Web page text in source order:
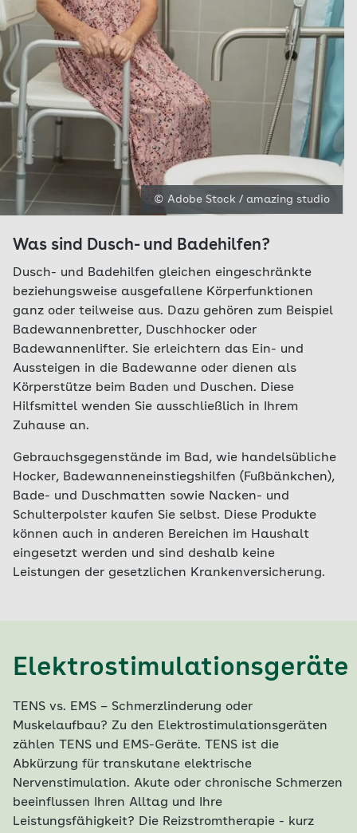
© Adobe Stock / amazing studio
Was sind Dusch- und Badehilfen?
Dusch- und Badehilfen gleichen eingeschränkte
beziehungsweise ausgefallene Körperfunktionen
ganz oder teilweise aus. Dazu gehören zum Beispiel
Badewannenbretter, Duschhocker oder
Badewannenlifter. Sie erleichtern das Ein- und
Aussteigen in die Badewanne oder dienen als
Körperstütze beim Baden und Duschen. Diese
Hilfsmittel wenden Sie ausschließlich in Ihrem
Zuhause an.
Gebrauchsgegenstände im Bad, wie handelsübliche
Hocker, Badewanneneinstiegshilfen (Fußbänkchen),
Bade- und Duschmatten sowie Nacken- und
Schulterpolster kaufen Sie selbst. Diese Produkte
können auch in anderen Bereichen im Haushalt
eingesetzt werden und sind deshalb keine
Leistungen der gesetzlichen Krankenversicherung.
Elektrostimulationsgeräte
TENS vs. EMS – Schmerzlinderung oder
Muskelaufbau? Zu den Elektrostimulationsgeräten
zählen TENS und EMS-Geräte. TENS ist die
Abkürzung für transkutane elektrische
Nervenstimulation. Akute oder chronische Schmerzen
beeinflussen Ihren Alltag und Ihre
Leistungsfähigkeit? Die Reizstromtherapie - kurz